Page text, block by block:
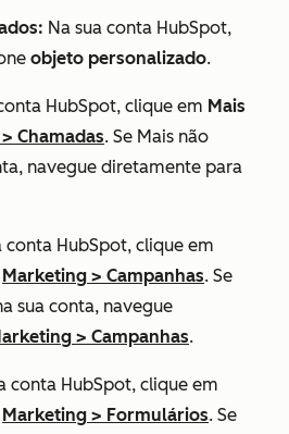
Na sua conta HubSpot,
objeto personalizado.
HubSpot, clique em Mais
> Chamadas. Se Mais não
navegue diretamente para
conta HubSpot, clique em
Marketing > Campanhas. Se
sua conta, navegue
> Campanhas.
conta HubSpot, clique em
Marketing > Formulários. Se